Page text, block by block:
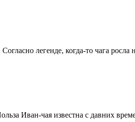
легенде, когда-то чага росла
Иван-чая известна с давних